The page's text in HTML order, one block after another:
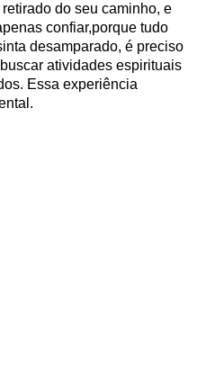
do seu caminho, e
confiar,porque tudo
desamparado, é preciso
atividades espirituais
Essa experiência